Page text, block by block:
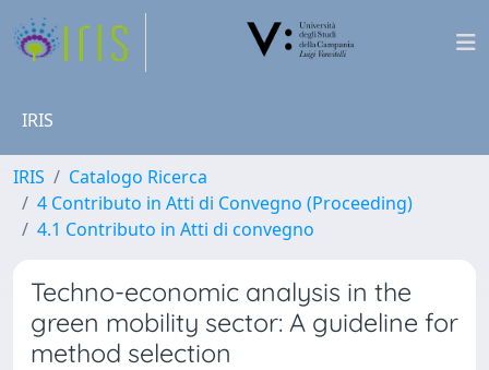
IRIS
IRIS
Catalogo Ricerca
4 Contributo in Atti di Convegno (Proceeding)
4.1 Contributo in Atti di convegno
Techno-economic analysis in the
green mobility sector: A guideline for
method selection